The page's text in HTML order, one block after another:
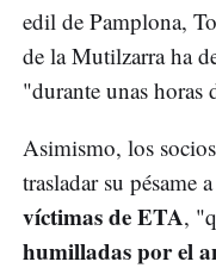
edil de Pamplona,
de la Mutilzarra ha
"durante unas
Asimismo, los
trasladar su pésame
víctimas de ETA,
humilladas por el